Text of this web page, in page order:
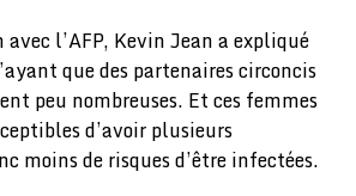
l’AFP, Kevin Jean a expliqué
que des partenaires circoncis
peu nombreuses. Et ces femmes
d’avoir plusieurs
moins de risques d’être infectées.